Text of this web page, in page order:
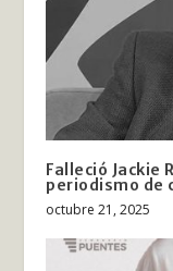
Falleció
periodismo de
octubre 21, 2025